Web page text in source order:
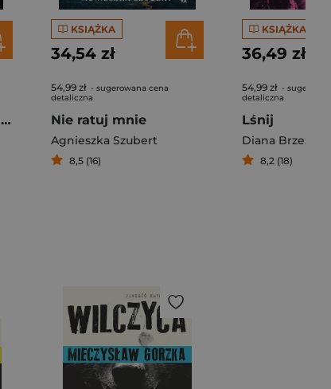
Słuch. Zwodnicze zmysły. Tom 2
KSIĄŻKA
34,54 zł
54,99 zł - sugerowana cena
detaliczna
Nie ratuj mnie
Agnieszka Szubert
8,5 (16)
KSIĄŻKA
36,49 zł
54,99 zł -
detaliczna
Lśnij
Diana
8,2 (18)